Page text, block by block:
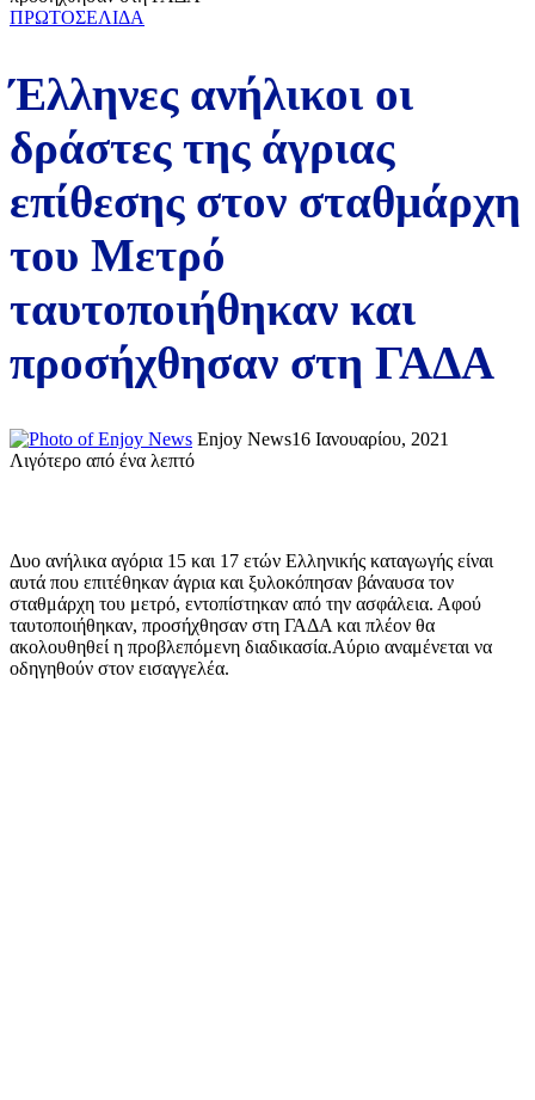
ΠΡΩΤΟΣΕΛΙΔΑ
Έλληνες ανήλικοι οι
δράστες της άγριας
επίθεσης στον σταθμάρχη
του Μετρό
ταυτοποιήθηκαν και
προσήχθησαν στη ΓΑΔΑ
Enjoy News16 Ιανουαρίου, 2021
Λιγότερο από ένα λεπτό
Δυο ανήλικα αγόρια 15 και 17 ετών Ελληνικής καταγωγής είναι
αυτά που επιτέθηκαν άγρια και ξυλοκόπησαν βάναυσα τον
σταθμάρχη του μετρό, εντοπίστηκαν από την ασφάλεια. Αφού
ταυτοποιήθηκαν, προσήχθησαν στη ΓΑΔΑ και πλέον θα
ακολουθηθεί η προβλεπόμενη διαδικασία.Αύριο αναμένεται να
οδηγηθούν στον εισαγγελέα.